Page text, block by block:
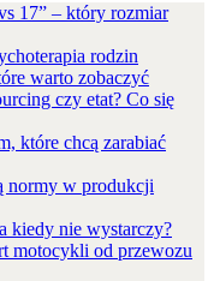
17” – który rozmiar
rodzin
warto zobaczyć
czy etat? Co się
które chcą zarabiać
normy w produkcji
kiedy nie wystarczy?
motocykli od przewozu